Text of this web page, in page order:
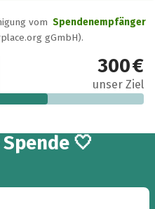
vom Spendenempfänger
gGmbH).
300 €
unser Ziel
🤍